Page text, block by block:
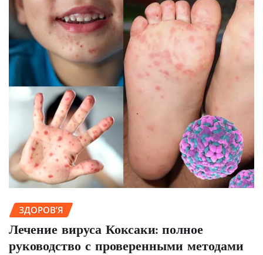
ЗДОРОВ’Я
Лечение вируса Коксаки: полное
руководство с проверенными методами